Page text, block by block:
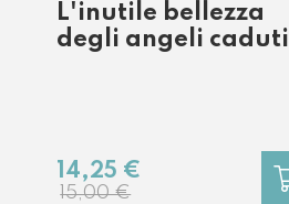
L'inutile bellezza
degli angeli caduti
15,00 €
14,25 €